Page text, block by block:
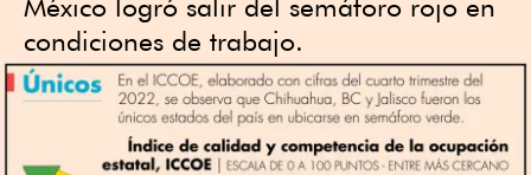
México logró salir del semáforo rojo en
condiciones de trabajo.